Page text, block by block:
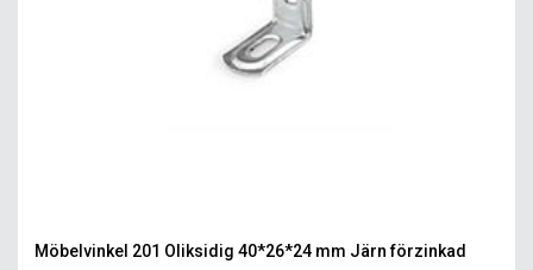
Möbelvinkel 201 Oliksidig 40*26*24 mm Järn förzinkad